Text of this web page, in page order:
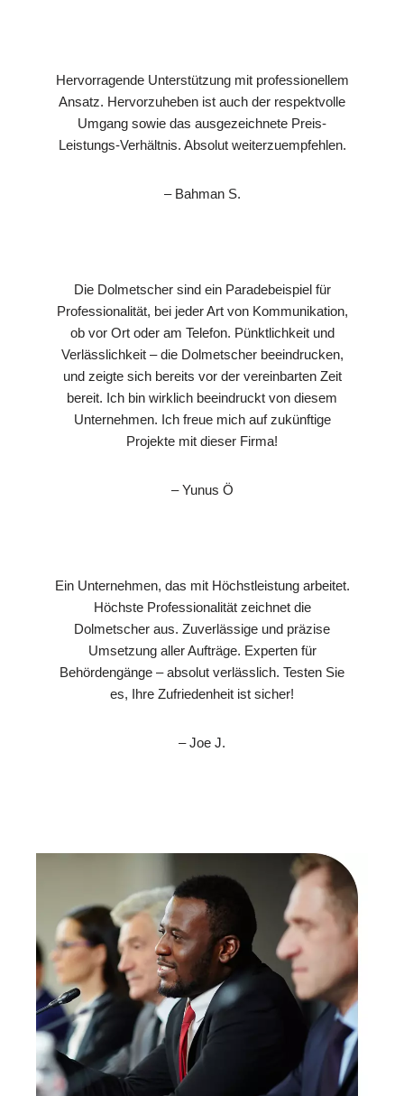
Hervorragende Unterstützung mit professionellem
Ansatz. Hervorzuheben ist auch der respektvolle
Umgang sowie das ausgezeichnete Preis-
Leistungs-Verhältnis. Absolut weiterzuempfehlen.
– Bahman S.
Die Dolmetscher sind ein Paradebeispiel für
Professionalität, bei jeder Art von Kommunikation,
ob vor Ort oder am Telefon. Pünktlichkeit und
Verlässlichkeit – die Dolmetscher beeindrucken,
und zeigte sich bereits vor der vereinbarten Zeit
bereit. Ich bin wirklich beeindruckt von diesem
Unternehmen. Ich freue mich auf zukünftige
Projekte mit dieser Firma!
– Yunus Ö
Ein Unternehmen, das mit Höchstleistung arbeitet.
Höchste Professionalität zeichnet die
Dolmetscher aus. Zuverlässige und präzise
Umsetzung aller Aufträge. Experten für
Behördengänge – absolut verlässlich. Testen Sie
es, Ihre Zufriedenheit ist sicher!
– Joe J.